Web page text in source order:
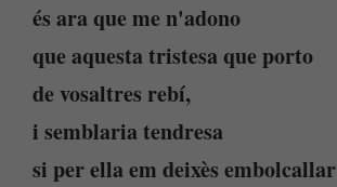
és ara que me n'adono
que aquesta tristesa que porto
de vosaltres rebí,
i semblaria tendresa
si per ella em deixès embolcallar